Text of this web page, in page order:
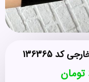
136365
تومان